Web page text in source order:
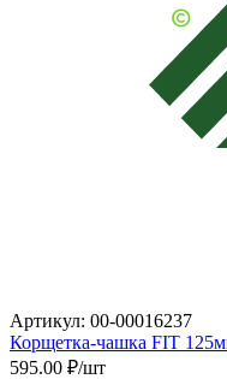
Артикул: 00-00016237
Корщетка-чашка FIT
595.00 ₽/шт